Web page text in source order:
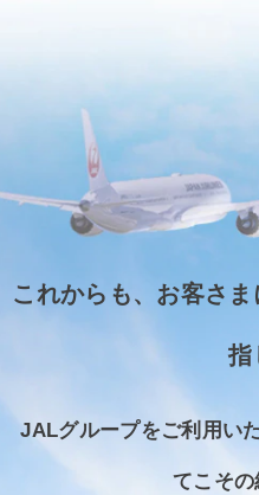
これからも、お客さ
指
JALグループをご利用い
てこその